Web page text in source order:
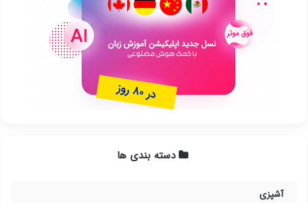
دسته بندی ها
آشپزی